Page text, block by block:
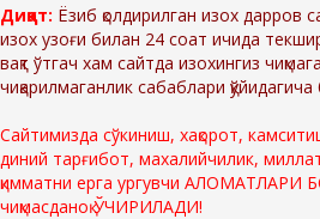
Диққат: Ёзиб қолдирилган изох дарров
изох узоғи билан 24 соат ичида
вақт ўтгач хам сайтда изохингиз
чиқарилмаганлик сабаблари
Сайтимизда сўкиниш, хақорот,
диний тарғибот, махалийчилик,
қимматни ерга ургувчи АЛОМАТЛАРИ
чиқмасданоқ ЎЧИРИЛАДИ!